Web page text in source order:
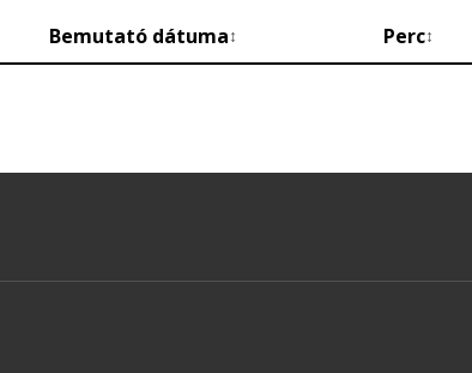
Bemutató dátuma↕ Perc↕